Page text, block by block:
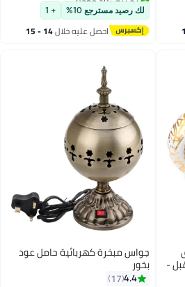
#38 في حاملات البخور
لك رصيد مسترجع 10% + 1
احصل عليه خلال 14 - 15
جواس مبخرة كهربائية حامل عود
بخور
4.4
17